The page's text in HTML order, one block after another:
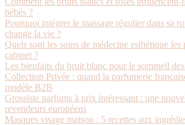
bébés ?
Pourquoi intégrer le massage régulier dans sa
change la vie ?
Quels sont les soins de médecine esthétique les
cabinet ?
Les bienfaits du bruit blanc pour le sommeil
Collection Privée : quand la parfumerie
modèle B2B
Grossiste parfums à prix intéressant : une
revendeurs européens
Masques visage maison : 5 recettes aux